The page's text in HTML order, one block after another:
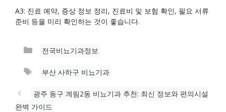
A3: 진료 예약, 증상 정보 정리, 진료비 및 보험 확인, 필요 서류
준비 등을 미리 확인하는 것이 좋습니다.
카
고
전국비뇨기과정보
태
부산 사하구 비뇨기과
광주 동구 계림2동 비뇨기과 추천: 최신 정보와 편의시설
완벽 가이드